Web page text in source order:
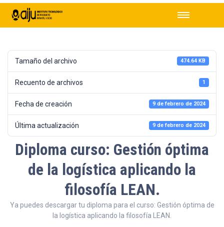
Tamaño del archivo 474.64 KB
Recuento de archivos 1
Fecha de creación 9 de febrero de 2024
Última actualización 9 de febrero de 2024
Diploma curso: Gestión óptima
de la logística aplicando la
filosofía LEAN.
Ya puedes descargar tu diploma para el curso: Gestión óptima de
la logística aplicando la filosofía LEAN.